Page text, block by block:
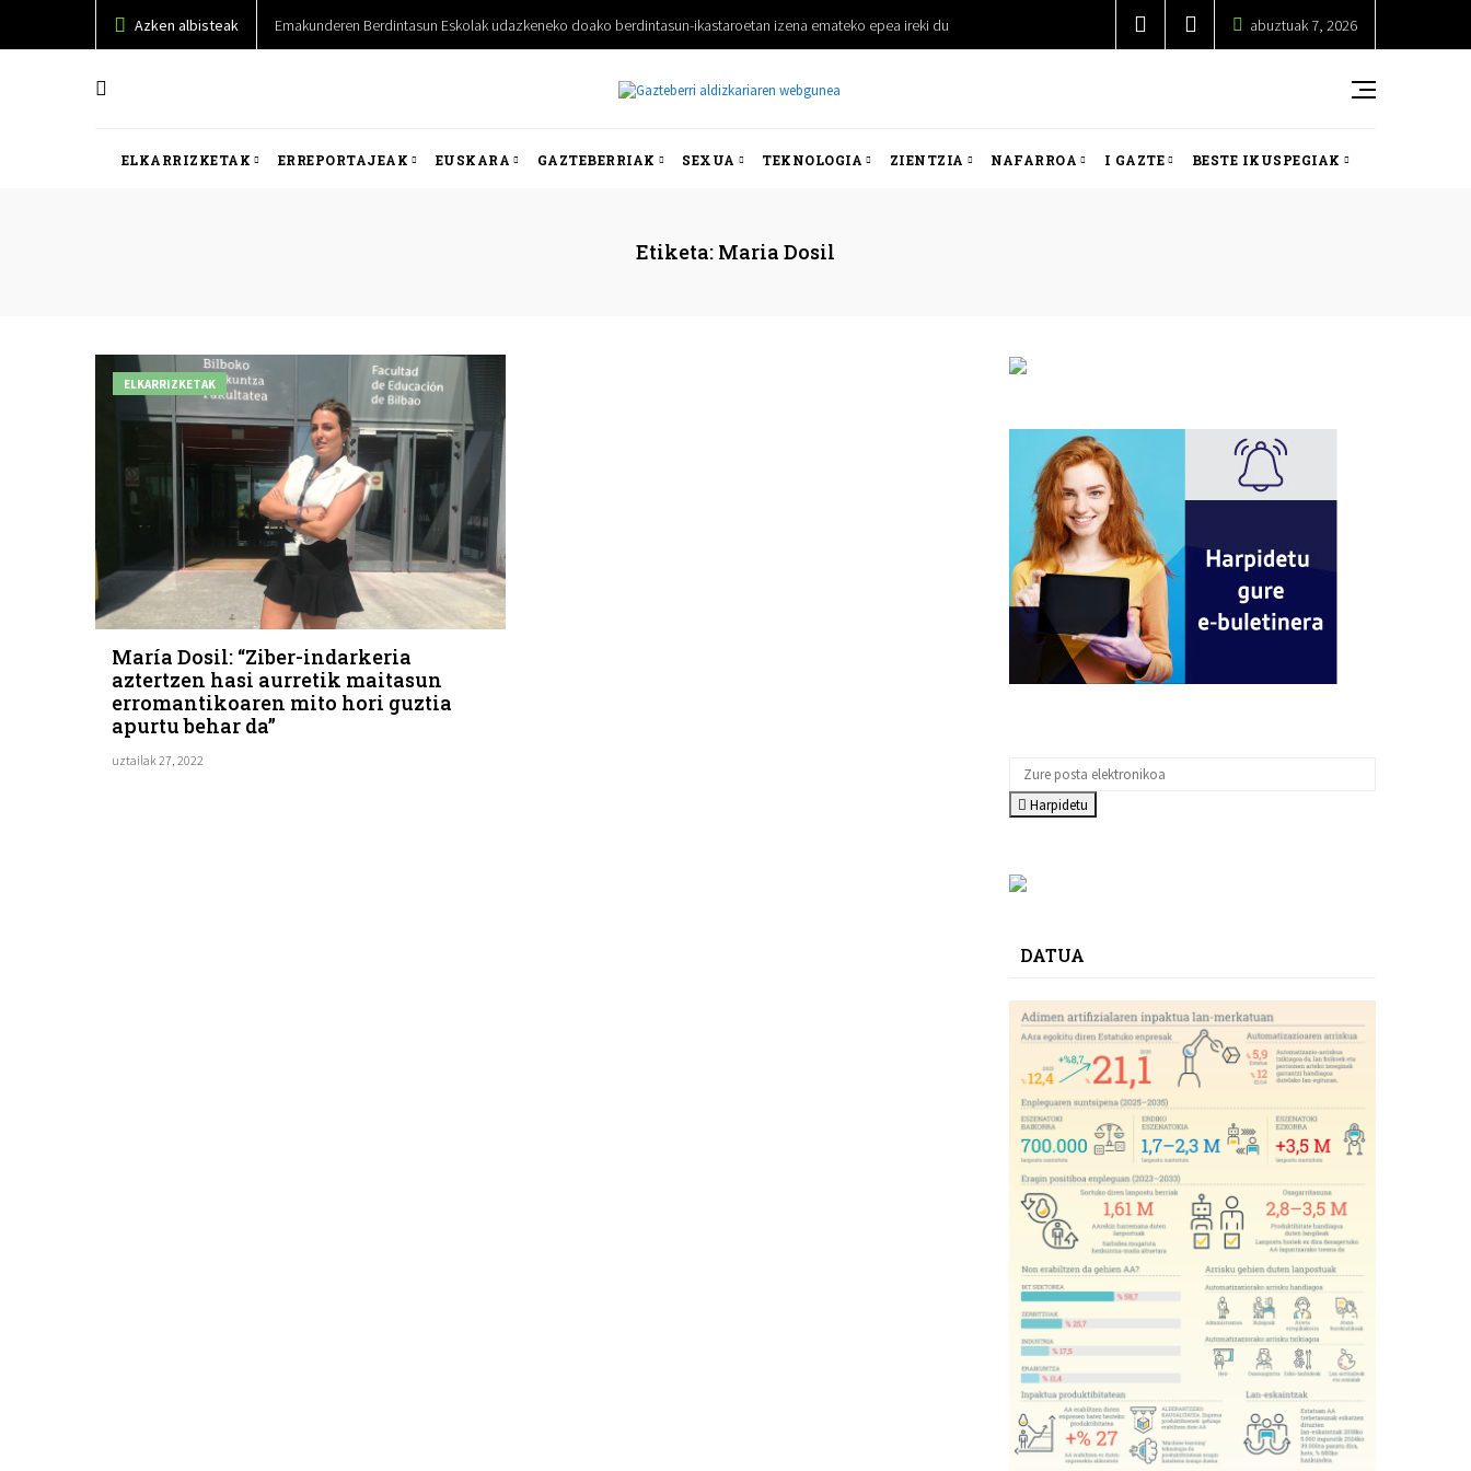
Azken albisteak Emakunderen Berdintasun Eskolak udazkeneko doako berdintasun-ikastaroetan izena emateko epea ireki du abuztuak 7, 2026
ELKARRIZKETAK ERREPORTAJEAK EUSKARA GAZTEBERRIAK SEXUA TEKNOLOGIA ZIENTZIA NAFARROA I GAZTE BESTE IKUSPEGIAK
Etiketa: Maria Dosil
ELKARRIZKETAK
María Dosil: “Ziber-indarkeria
aztertzen hasi aurretik maitasun
erromantikoaren mito hori guztia
apurtu behar da”
uztailak 27, 2022
Harpidetu
DATUA